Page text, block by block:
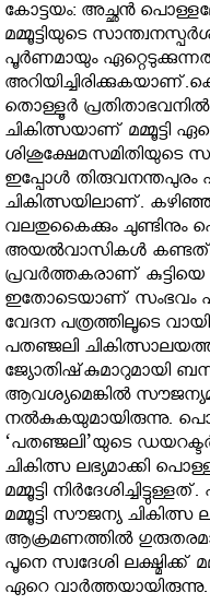
കോട്ടയം: അച്ഛന്‍
മമ്മൂട്ടിയുടെ
പൂര്‍ണമായും
തൊള്ളൂര്‍
ചികിത്സയാണ് മമ്മൂട്ടി
ശിശുക്ഷേമസമിതിയുടെ
ഇപ്പോള്‍
ചികിത്സയിലാണ്.
വലതുകൈക്കും ചുണ്ടിനും
അയൽവാസികൾ കണ്ടത്.
പ്രവര്‍ത്തകരാണ് കുട്ടിയെ
ഇതോടെയാണ് സംഭവം
വേദന പത്രത്തിലൂടെ
പതഞ്ജലി
ജ്യോതിഷ്‌കുമാറുമായി
ആവശ്യമെങ്കില്‍
നല്‍കുകയുമായിരുന്നു.
‘പതഞ്ജലി’യുടെ
ചികിത്സ ലഭ്യമാക്കി
മമ്മൂട്ടി
മമ്മൂട്ടി സൗജന്യ
ആക്രമണത്തില്‍
പൂനെ സ്വദേശി
ഏറെ വാര്‍ത്തയായിരുന്നു.